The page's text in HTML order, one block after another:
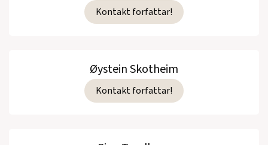
Kontakt forfattar!
Øystein Skotheim
Kontakt forfattar!